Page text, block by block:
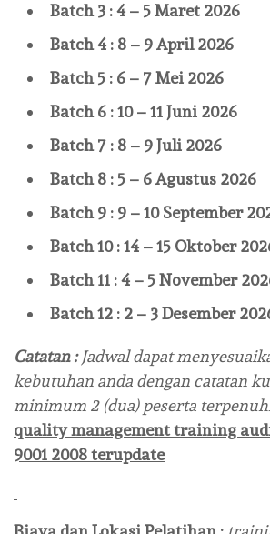
Batch 3 : 4 – 5 Maret 2026
Batch 4 : 8 – 9 April 2026
Batch 5 : 6 – 7 Mei 2026
Batch 6 : 10 – 11 Juni 2026
Batch 7 : 8 – 9 Juli 2026
Batch 8 : 5 – 6 Agustus 2026
Batch 9 : 9 – 10 September
Batch 10 : 14 – 15 Oktober
Batch 11 : 4 – 5 November
Batch 12 : 2 – 3 Desember
Catatan :Jadwal dapat
kebutuhan anda dengan catatan
minimum 2 (dua) peserta
quality management training
9001 2008 terupdate